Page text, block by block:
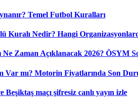
Temel Futbol Kuralları
Kuralı Nedir? Hangi
Ne Zaman Açıklanacak 2026? ÖSYM
Var mı? Motorin Fiyatlarında Son
maçı şifresiz canlı yayın izle